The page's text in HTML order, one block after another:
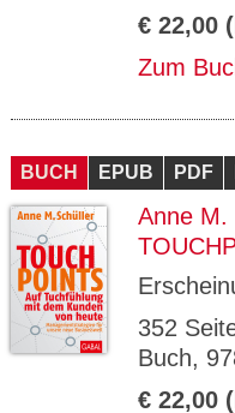
€ 22,00
Zum
BUCH EPUB PDF
Anne M.
352
Buch,
€ 22,00